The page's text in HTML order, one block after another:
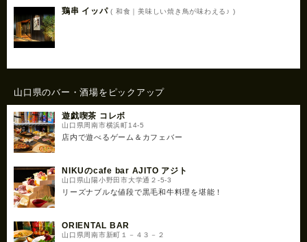
鶏串 イッパ( 和食｜美味しい焼き鳥が味わえる♪ )
山口県のバー・酒場をピックアップ
遊戯喫茶 コレボ
山口県周南市横浜町14-5
店内で遊べるゲーム＆カフェバー
NIKUのcafe bar AJITO アジト
山口県山陽小野田市大学通２-5-3
リーズナブルな値段で黒毛和牛料理を堪能！
ORIENTAL BAR
山口県周南市新町１－４３－２